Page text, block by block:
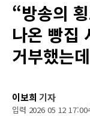
“방송의
나온 빵집
거부했는
이보희 기자
입력 2026 05 12 17:00